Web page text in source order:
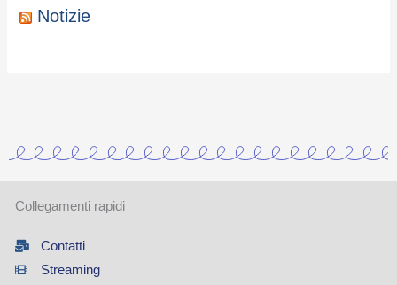
Notizie
Collegamenti rapidi
Contatti
Streaming